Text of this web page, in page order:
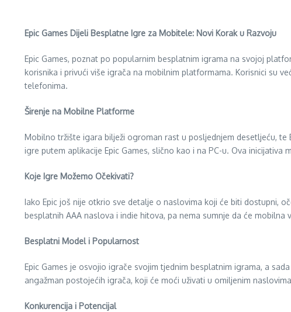
Epic Games Dijeli Besplatne Igre za Mobitele: Novi Korak u Razvoju
Epic Games, poznat po popularnim besplatnim igrama na svojoj
korisnika i privući više igrača na mobilnim platformama. Korisnici su
telefonima.
Širenje na Mobilne Platforme
Mobilno tržište igara bilježi ogroman rast u posljednjem desetljeću,
igre putem aplikacije Epic Games, slično kao i na PC-u. Ova
Koje Igre Možemo Očekivati?
Iako Epic još nije otkrio sve detalje o naslovima koji će biti dostupni,
besplatnih AAA naslova i indie hitova, pa nema sumnje da će mobilna
Besplatni Model i Popularnost
Epic Games je osvojio igrače svojim tjednim besplatnim igrama, a
angažman postojećih igrača, koji će moći uživati u omiljenim
Konkurencija i Potencijal